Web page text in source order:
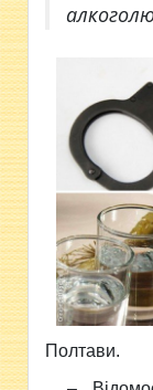
Полтави.